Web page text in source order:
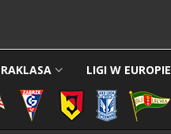
LIGI W EUROPIE